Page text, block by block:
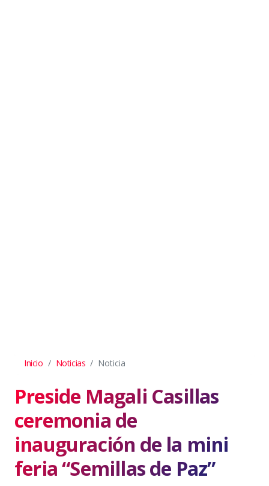
Inicio Noticias Noticia
Preside Magali Casillas
ceremonia de
inauguración de la mini
feria “Semillas de Paz”